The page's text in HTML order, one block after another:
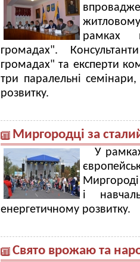
рамках
громадах".
громадах" та експерти
три паралельні
розвитку.
Миргородці за
У
і
енергетичному розвитку.
Свято врожаю та